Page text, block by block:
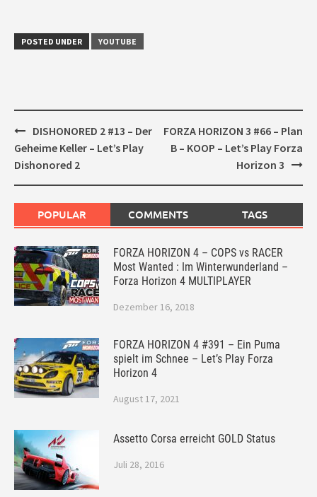
POSTED UNDER YOUTUBE
Post
navigation
DISHONORED 2 #13 – Der
Geheime Keller – Let’s Play
Dishonored 2
FORZA HORIZON 3 #66 – Plan
B – KOOP – Let’s Play Forza
Horizon 3
POPULAR COMMENTS TAGS
FORZA HORIZON 4 – COPS vs RACER
Most Wanted : Im Winterwunderland –
Forza Horizon 4 MULTIPLAYER
Dezember 16, 2018
FORZA HORIZON 4 #391 – Ein Puma
spielt im Schnee – Let’s Play Forza
Horizon 4
August 17, 2021
Assetto Corsa erreicht GOLD Status
Juli 28, 2016